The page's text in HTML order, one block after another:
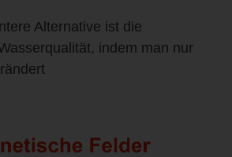
Alternative ist die
indem man nur